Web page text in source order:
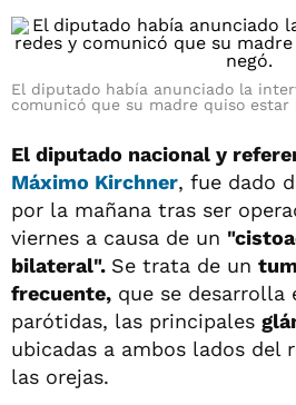
El diputado había anunciado la
comunicó que su madre quiso estar
El diputado nacional y
Máximo Kirchner, fue dado
por la mañana tras ser
viernes a causa de un
bilateral". Se trata de un
frecuente, que se desarrolla
parótidas, las principales
ubicadas a ambos lados del
las orejas.